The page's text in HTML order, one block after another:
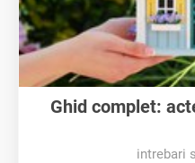
Ghid complet:
intrebari